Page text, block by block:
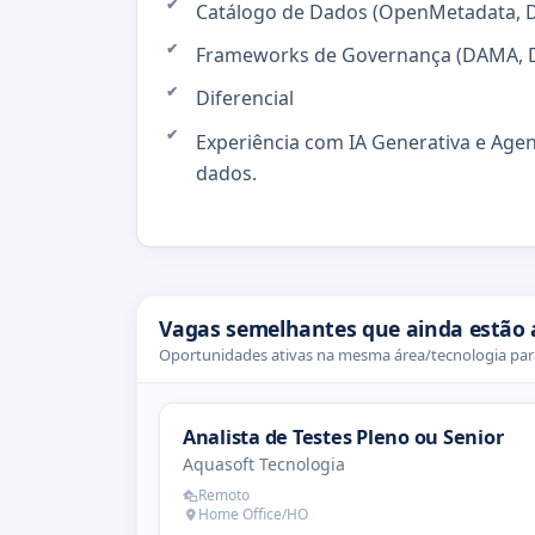
Catálogo de Dados (OpenMetadata,
Frameworks de Governança (DAMA,
Diferencial
Experiência com IA Generativa e
dados.
Vagas semelhantes que ainda estão
Oportunidades ativas na mesma área/tecnologia
Analista de Testes Pleno ou Senior
Aquasoft Tecnologia
Remoto
Home Office/HO